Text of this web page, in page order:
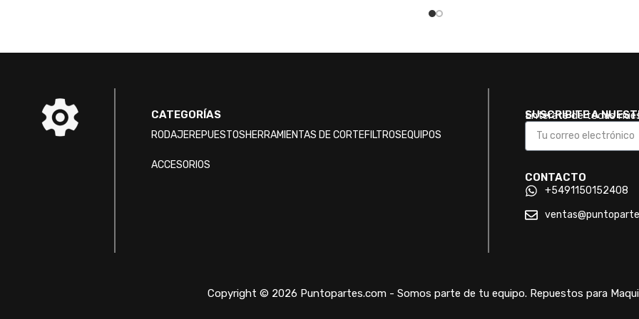
CATEGORÍAS
RODAJEREPUESTOSHERRAMIENTAS DE CORTEFILTROSEQUIPOS
ACCESORIOS
SUSCRIBITE A
Enterate de todas
CONTACTO
+5491150152408
Copyright © 2026 Puntopartes.com - Somos parte de tu equipo. Repuestos para